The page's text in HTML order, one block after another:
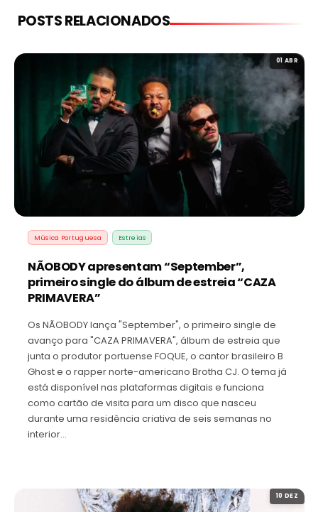
POSTS RELACIONADOS
01 ABR
Música Portuguesa Estreias
NÃOBODY apresentam “September”,
primeiro single do álbum de estreia “CAZA
PRIMAVERA”
Os NÃOBODY lança "September", o primeiro single de
avanço para "CAZA PRIMAVERA", álbum de estreia que
junta o produtor portuense FOQUE, o cantor brasileiro B
Ghost e o rapper norte-americano Brotha CJ. O tema já
está disponível nas plataformas digitais e funciona
como cartão de visita para um disco que nasceu
durante uma residência criativa de seis semanas no
interior…
10 DEZ